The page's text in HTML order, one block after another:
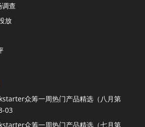
查
放
众筹一周热门产品精选（八月第
03
众筹一周热门产品精选（七月第